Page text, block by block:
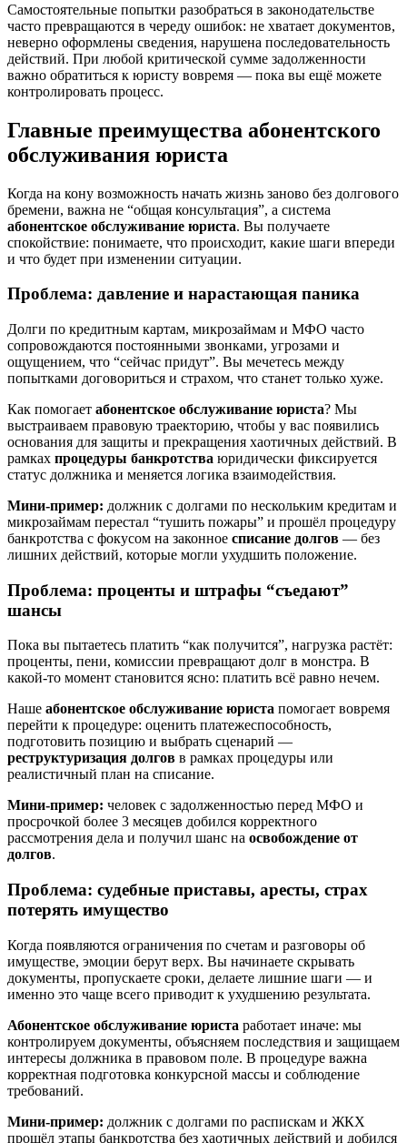
Самостоятельные попытки разобраться в законодательстве
часто превращаются в череду ошибок: не хватает документов,
неверно оформлены сведения, нарушена последовательность
действий. При любой критической сумме задолженности
важно обратиться к юристу вовремя — пока вы ещё можете
контролировать процесс.
Главные преимущества абонентского
обслуживания юриста
Когда на кону возможность начать жизнь заново без долгового
бремени, важна не “общая консультация”, а система
абонентское обслуживание юриста. Вы получаете
спокойствие: понимаете, что происходит, какие шаги впереди
и что будет при изменении ситуации.
Проблема: давление и нарастающая паника
Долги по кредитным картам, микрозаймам и МФО часто
сопровождаются постоянными звонками, угрозами и
ощущением, что “сейчас придут”. Вы мечетесь между
попытками договориться и страхом, что станет только хуже.
Как помогает абонентское обслуживание юриста? Мы
выстраиваем правовую траекторию, чтобы у вас появились
основания для защиты и прекращения хаотичных действий. В
рамках процедуры банкротства юридически фиксируется
статус должника и меняется логика взаимодействия.
Мини‑пример: должник с долгами по нескольким кредитам и
микрозаймам перестал “тушить пожары” и прошёл процедуру
банкротства с фокусом на законное списание долгов — без
лишних действий, которые могли ухудшить положение.
Проблема: проценты и штрафы “съедают”
шансы
Пока вы пытаетесь платить “как получится”, нагрузка растёт:
проценты, пени, комиссии превращают долг в монстра. В
какой-то момент становится ясно: платить всё равно нечем.
Наше абонентское обслуживание юриста помогает вовремя
перейти к процедуре: оценить платежеспособность,
подготовить позицию и выбрать сценарий —
реструктуризация долгов в рамках процедуры или
реалистичный план на списание.
Мини‑пример: человек с задолженностью перед МФО и
просрочкой более 3 месяцев добился корректного
рассмотрения дела и получил шанс на освобождение от
долгов.
Проблема: судебные приставы, аресты, страх
потерять имущество
Когда появляются ограничения по счетам и разговоры об
имуществе, эмоции берут верх. Вы начинаете скрывать
документы, пропускаете сроки, делаете лишние шаги — и
именно это чаще всего приводит к ухудшению результата.
Абонентское обслуживание юриста работает иначе: мы
контролируем документы, объясняем последствия и защищаем
интересы должника в правовом поле. В процедуре важна
корректная подготовка конкурсной массы и соблюдение
требований.
Мини‑пример: должник с долгами по распискам и ЖКХ
прошёл этапы банкротства без хаотичных действий и добился